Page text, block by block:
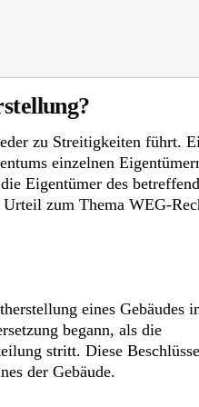
zu Streitigkeiten führt.
einzelnen
Eigentümer des
zum Thema WEG-
eines Gebäudes
begann, als die
stritt. Diese
der Gebäude.